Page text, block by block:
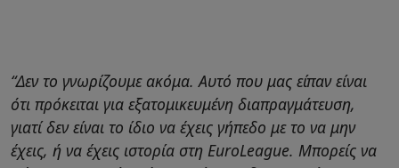
“Δεν το γνωρίζουμε ακόμα. Αυτό που μας είπαν είναι
ότι πρόκειται για εξατομικευμένη διαπραγμάτευση,
γιατί δεν είναι το ίδιο να έχεις γήπεδο με το να μην
έχεις, ή να έχεις ιστορία στη EuroLeague. Μπορείς να